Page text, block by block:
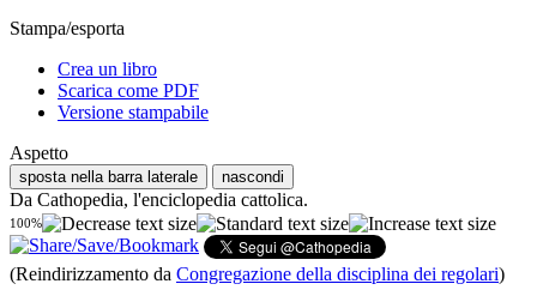
Stampa/esporta
Crea un libro
Scarica come PDF
Versione stampabile
Aspetto
sposta nella barra laterale nascondi
Da Cathopedia, l'enciclopedia cattolica.
100%
(Reindirizzamento da Congregazione della disciplina dei regolari)